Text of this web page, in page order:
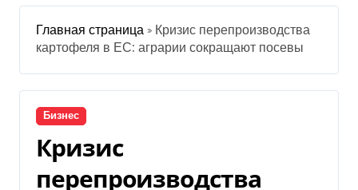
Главная страница » Кризис перепроизводства
картофеля в ЕС: аграрии сокращают посевы
Бизнес
Кризис
перепроизводства